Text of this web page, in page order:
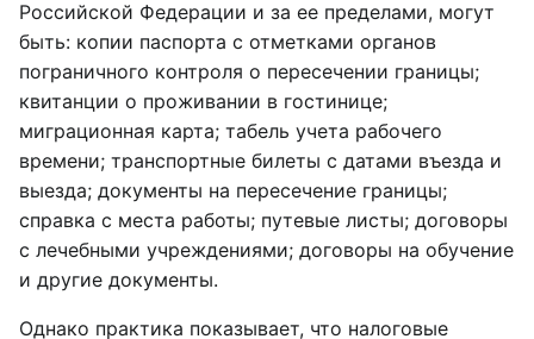
Российской Федерации и за ее пределами, могут
быть: копии паспорта с отметками органов
пограничного контроля о пересечении границы;
квитанции о проживании в гостинице;
миграционная карта; табель учета рабочего
времени; транспортные билеты с датами въезда и
выезда; документы на пересечение границы;
справка с места работы; путевые листы; договоры
с лечебными учреждениями; договоры на обучение
и другие документы.
Однако практика показывает, что налоговые